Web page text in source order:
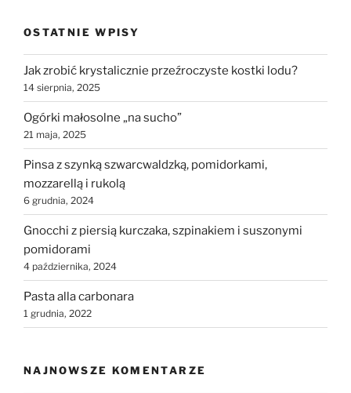
OSTATNIE WPISY
Jak zrobić krystalicznie przeźroczyste kostki lodu?
14 sierpnia, 2025
Ogórki małosolne „na sucho”
21 maja, 2025
Pinsa z szynką szwarcwaldzką, pomidorkami,
mozzarellą i rukolą
6 grudnia, 2024
Gnocchi z piersią kurczaka, szpinakiem i suszonymi
pomidorami
4 października, 2024
Pasta alla carbonara
1 grudnia, 2022
NAJNOWSZE KOMENTARZE